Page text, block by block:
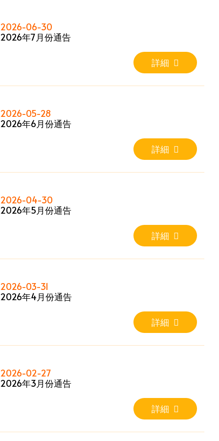
2026-06-30
2026年7月份通告
詳細
2026-05-28
2026年6月份通告
詳細
2026-04-30
2026年5月份通告
詳細
2026-03-31
2026年4月份通告
詳細
2026-02-27
2026年3月份通告
詳細